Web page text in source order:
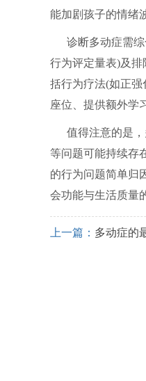
能加剧孩子的情绪
诊断多动症需
行为评定量表)及
括行为疗法(如正
座位、提供额外学
值得注意的是
等问题可能持续存
的行为问题简单归
会功能与生活质量
上一篇： 多动症的